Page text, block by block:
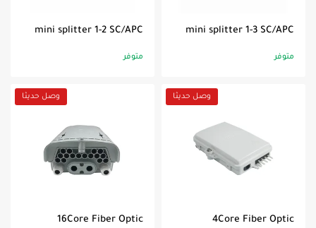
mini splitter 1-3 SC/APC
متوفر
mini splitter 1-2 SC/APC
متوفر
وصل حديثا
4Core Fiber Optic
وصل حديثا
16Core Fiber Optic